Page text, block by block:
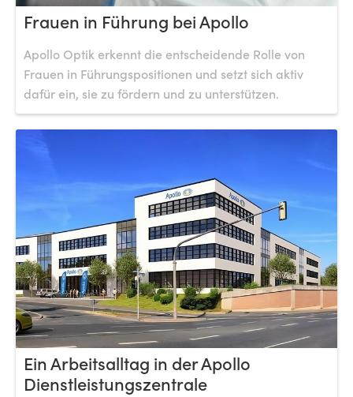
Frauen in Führung bei Apollo
Apollo Optik erkennt die entscheidende Rolle von
Frauen in Führungspositionen und setzt sich aktiv
dafür ein, sie zu fördern und zu unterstützen.
Ein Arbeitsalltag in der Apollo
Dienstleistungszentrale